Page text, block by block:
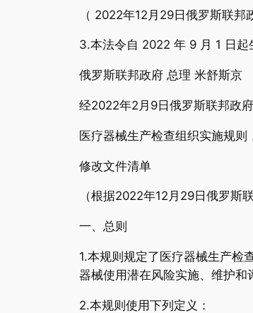
（ 2022年12月29日俄罗斯联邦
3.本法令自 2022 年 9 月 1 日起
俄罗斯联邦政府 总理 米舒斯京
经2022年2月9日俄罗斯联邦政
医疗器械生产检查组织实施规
修改文件清单
（根据2022年12月29日俄罗斯
一、总则
1.本规则规定了医疗器械生产检
器械使用潜在风险实施、维护和
2.本规则使用下列定义：